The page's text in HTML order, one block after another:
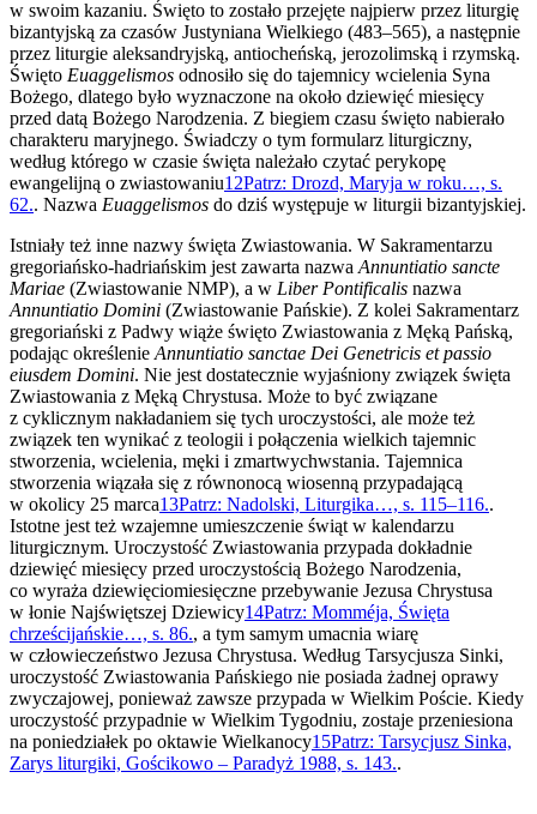
w swoim kazaniu. Święto to zostało przejęte najpierw przez liturgię
bizantyjską za czasów Justyniana Wielkiego (483–565), a następnie
przez liturgie aleksandryjską, antiocheńską, jerozolimską i rzymską.
Święto Euaggelismos odnosiło się do tajemnicy wcielenia Syna
Bożego, dlatego było wyznaczone na około dziewięć miesięcy
przed datą Bożego Narodzenia. Z biegiem czasu święto nabierało
charakteru maryjnego. Świadczy o tym formularz liturgiczny,
według którego w czasie święta należało czytać perykopę
ewangelijną o zwiastowaniu12Patrz: Drozd, Maryja w roku…, s.
62.. Nazwa Euaggelismos do dziś występuje w liturgii bizantyjskiej.
Istniały też inne nazwy święta Zwiastowania. W Sakramentarzu
gregoriańsko-hadriańskim jest zawarta nazwa Annuntiatio sancte
Mariae (Zwiastowanie NMP), a w Liber Pontificalis nazwa
Annuntiatio Domini (Zwiastowanie Pańskie). Z kolei Sakramentarz
gregoriański z Padwy wiąże święto Zwiastowania z Męką Pańską,
podając określenie Annuntiatio sanctae Dei Genetricis et passio
eiusdem Domini. Nie jest dostatecznie wyjaśniony związek święta
Zwiastowania z Męką Chrystusa. Może to być związane
z cyklicznym nakładaniem się tych uroczystości, ale może też
związek ten wynikać z teologii i połączenia wielkich tajemnic
stworzenia, wcielenia, męki i zmartwychwstania. Tajemnica
stworzenia wiązała się z równonocą wiosenną przypadającą
w okolicy 25 marca13Patrz: Nadolski, Liturgika…, s. 115–116..
Istotne jest też wzajemne umieszczenie świąt w kalendarzu
liturgicznym. Uroczystość Zwiastowania przypada dokładnie
dziewięć miesięcy przed uroczystością Bożego Narodzenia,
co wyraża dziewięciomiesięczne przebywanie Jezusa Chrystusa
w łonie Najświętszej Dziewicy14Patrz: Momméja, Święta
chrześcijańskie…, s. 86., a tym samym umacnia wiarę
w człowieczeństwo Jezusa Chrystusa. Według Tarsycjusza Sinki,
uroczystość Zwiastowania Pańskiego nie posiada żadnej oprawy
zwyczajowej, ponieważ zawsze przypada w Wielkim Poście. Kiedy
uroczystość przypadnie w Wielkim Tygodniu, zostaje przeniesiona
na poniedziałek po oktawie Wielkanocy15Patrz: Tarsycjusz Sinka,
Zarys liturgiki, Gościkowo – Paradyż 1988, s. 143..